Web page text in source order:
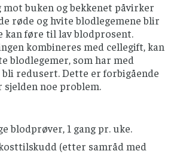
mot buken og bekkenet påvirker
røde og hvite blodlegemene blir
føre til lav blodprosent.
kombineres med cellegift, kan
blodlegemer, som har med
redusert. Dette er forbigående
noe problem.
blodprøver, 1 gang pr. uke.
(etter samråd med